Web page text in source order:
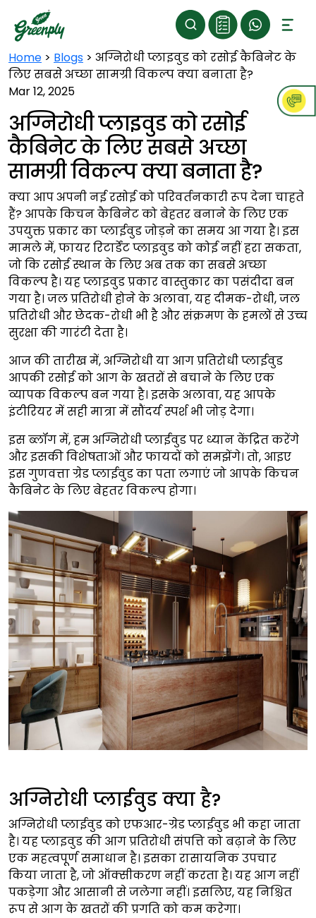
Home > Blogs > अग्निरोधी प्लाइवुड को रसोई कैबिनेट के
लिए सबसे अच्छा सामग्री विकल्प क्या बनाता है?
Mar 12, 2025
अग्निरोधी प्लाइवुड को रसोई
कैबिनेट के लिए सबसे अच्छा
सामग्री विकल्प क्या बनाता है?
क्या आप अपनी नई रसोई को परिवर्तनकारी रूप देना चाहते
हैं? आपके किचन कैबिनेट को बेहतर बनाने के लिए एक
उपयुक्त प्रकार का प्लाईवुड जोड़ने का समय आ गया है। इस
मामले में, फायर रिटार्डेंट प्लाइवुड को कोई नहीं हरा सकता,
जो कि रसोई स्थान के लिए अब तक का सबसे अच्छा
विकल्प है। यह प्लाइवुड प्रकार वास्तुकार का पसंदीदा बन
गया है। जल प्रतिरोधी होने के अलावा, यह दीमक-रोधी, जल
प्रतिरोधी और छेदक-रोधी भी है और संक्रमण के हमलों से उच्च
सुरक्षा की गारंटी देता है।
आज की तारीख में, अग्निरोधी या आग प्रतिरोधी प्लाईवुड
आपकी रसोई को आग के खतरों से बचाने के लिए एक
व्यापक विकल्प बन गया है। इसके अलावा, यह आपके
इंटीरियर में सही मात्रा में सौंदर्य स्पर्श भी जोड़ देगा।
इस ब्लॉग में, हम अग्निरोधी प्लाईवुड पर ध्यान केंद्रित करेंगे
और इसकी विशेषताओं और फायदों को समझेंगे। तो, आइए
इस गुणवत्ता ग्रेड प्लाईवुड का पता लगाएं जो आपके किचन
कैबिनेट के लिए बेहतर विकल्प होगा।
अग्निरोधी प्लाईवुड क्या है?
अग्निरोधी प्लाईवुड को एफआर-ग्रेड प्लाईवुड भी कहा जाता
है। यह प्लाइवुड की आग प्रतिरोधी संपत्ति को बढ़ाने के लिए
एक महत्वपूर्ण समाधान है। इसका रासायनिक उपचार
किया जाता है, जो ऑक्सीकरण नहीं करता है। यह आग नहीं
पकड़ेगा और आसानी से जलेगा नहीं। इसलिए, यह निश्चित
रूप से आग के खतरों की प्रगति को कम करेगा।